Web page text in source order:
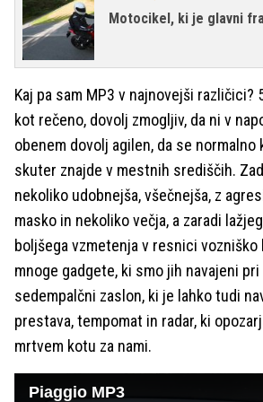
Motocikel, ki je glavni
Kaj pa sam MP3 v najnovejši
kot rečeno, dovolj zmogljiv, da ni v
obenem dovolj agilen, da se normalno
skuter znajde v mestnih središčih.
nekoliko udobnejša, všečnejša, z
masko in nekoliko večja, a zaradi
boljšega vzmetenja v resnici vozniško
mnoge gadgete, ki smo jih navajeni
sedempalčni zaslon, ki je lahko tudi
prestava, tempomat in radar, ki
mrtvem kotu za nami.
Piaggio MP3